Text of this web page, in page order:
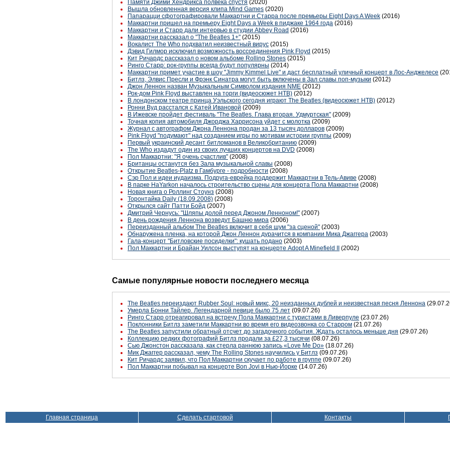
Памяти Джими Хендрикса полвека спустя (2020)
Вышла обновленная версия клипа Mind Games (2020)
Папарацци сфотографировали Маккартни и Старра после премьеры Eight Days A Week (2016)
Маккартни пришел на премьеру Eight Days a Week в пиджаке 1964 года (2016)
Маккартни и Старр дали интервью в студии Abbey Road (2016)
Маккартни рассказал о "The Beatles 1+" (2015)
Вокалист The Who подхватил неизвестный вирус (2015)
Дэвид Гилмор исключил возможность воссоединения Pink Floyd (2015)
Кит Ричардс рассказал о новом альбоме Rolling Stones (2015)
Ринго Старр: рок-группы всегда будут популярны (2014)
Маккартни примет участие в шоу "Jimmy Kimmel Live" и даст бесплатный уличный концерт в Лос-Анджелесе
Битлз, Элвис Пресли и Фрэнк Синатра могут быть включены в Зал славы поп-музыки (2012)
Джон Леннон назван Музыкальным Символом издания NME (2012)
Рок-дом Pink Floyd выставлен на торги (видеосюжет НТВ) (2012)
В лондонском театре принца Уэльского сегодня играют The Beatles (видеосюжет НТВ) (2012)
Ронни Вуд расстался с Катей Ивановой (2009)
В Ижевске пройдет фестиваль "The Beatles. Глава вторая. Удмуртская" (2009)
Точная копия автомобиля Джорджа Харрисона уйдет с молотка (2009)
Журнал с автографом Джона Леннона продан за 13 тысяч долларов (2009)
Pink Floyd "подумают" над созданием игры по мотивам истории группы (2009)
Первый украинский десант битломанов в Великобританию (2009)
The Who издадут один из своих лучших концертов на DVD (2008)
Пол Маккартни: "Я очень счастлив" (2008)
Британцы останутся без Зала музыкальной славы (2008)
Открытие Beatles-Platz в Гамбурге - подробности (2008)
Сэр Пол и идеи иудаизма. Подруга-еврейка поддержит Маккартни в Тель-Авиве (2008)
В парке HaYarkon началось строительство сцены для концерта Пола Маккартни (2008)
Новая книга о Роллинг Стоунз (2008)
Торонтайка Daily (18.09.2008) (2008)
Открылся сайт Патти Бойд (2007)
Дмитрий Чернусь: "Шляпы долой перед Джоном Ленноном!" (2007)
В день рождения Леннона возведут Башню мира (2006)
Переизданный альбом The Beatles включит в себя шум "за сценой" (2003)
Обнаружена пленка, на которой Джон Леннон дурачится в компании Мика Джаггера (2003)
Гала-концерт "Битловские посиделки": кушать подано (2003)
Пол Маккартни и Брайан Уилсон выступят на концерте Adopt A Minefield II (2002)
Самые популярные новости последнего месяца
The Beatles переиздают Rubber Soul: новый микс, 20 неизданных дублей и неизвестная песня Леннона
Умерла Бонни Тайлер. Легендарной певице было 75 лет (09.07.26)
Ринго Старр отреагировал на встречу Пола Маккартни с туристами в Ливерпуле (23.07.26)
Поклонники Битлз заметили Маккартни во время его видеозвонка со Старром (21.07.26)
The Beatles запустили обратный отсчет до загадочного события. Ждать осталось меньше дня (29.07.26)
Коллекцию редких фотографий Битлз продали за £27,3 тысячи (08.07.26)
Сью Джонстон рассказала, как стерла раннюю запись «Love Me Do» (18.07.26)
Мик Джаггер рассказал, чему The Rolling Stones научились у Битлз (09.07.26)
Кит Ричардс заявил, что Пол Маккартни скучает по работе в группе (09.07.26)
Пол Маккартни побывал на концерте Bon Jovi в Нью-Йорке (14.07.26)
Главная страница Сделать стартовой Контакты